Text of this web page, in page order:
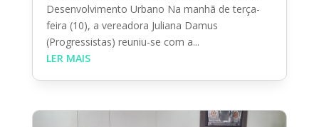
Desenvolvimento Urbano Na manhã de terça-
feira (10), a vereadora Juliana Damus
(Progressistas) reuniu-se com a...
LER MAIS